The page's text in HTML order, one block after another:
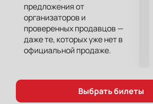
предложения от
организаторов и
проверенных продавцов —
даже те, которых уже нет в
официальной продаже.
Выбрать билеты